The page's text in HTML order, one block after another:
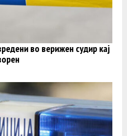
во верижен судир кај